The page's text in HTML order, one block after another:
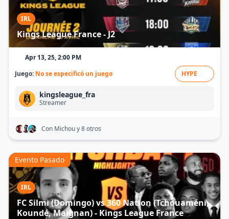
IRL
Kings League France - J2
Apr 13, 25, 2:00 PM
Juego: No se especificó un juego HYPE
kingsleague_fra
Streamer
Con Michouy 8 otros
IRL
FC Silmi (Domingo) vs 360 Nation (Tchouaméni,
Koundé, Maignan) - Kings League France
Evento Pasado